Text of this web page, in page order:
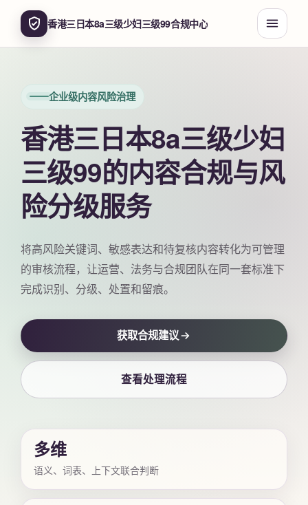
香港三日本8a三级少妇三级99合规中心
企业级内容风险治理
香港三日本8a三级少妇
三级99的内容合规与风
险分级服务
将高风险关键词、敏感表达和待复核内容转化为可管理
的审核流程，让运营、法务与合规团队在同一套标准下
完成识别、分级、处置和留痕。
获取合规建议
查看处理流程
多维
语义、词表、上下文联合判断